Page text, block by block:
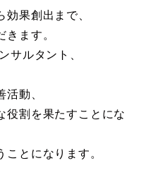
果創出まで、
ます。
サルタント、
動、
役割を果たすことにな
とになります。